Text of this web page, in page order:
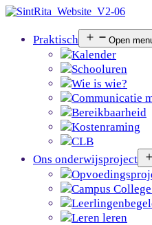
Praktisch Open
Kalender
Schooluren
Wie is wie?
Communicatie
Bereikbaarheid
Kostenraming
CLB
Ons onderwijsproject
Campus
Leren leren